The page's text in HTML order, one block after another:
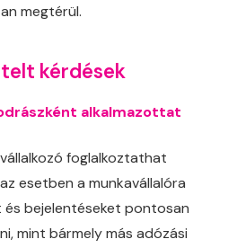
megtérül.
kérdések
alkalmazottat
foglalkoztathat
esetben a munkavállalóra
bejelentéseket pontosan
mint bármely más adózási